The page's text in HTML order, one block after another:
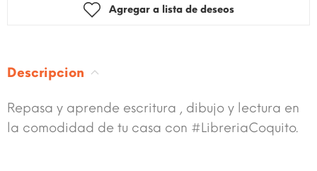
Agregar a lista de deseos
Descripcion
Repasa y aprende escritura , dibujo y lectura en
la comodidad de tu casa con #LibreriaCoquito.